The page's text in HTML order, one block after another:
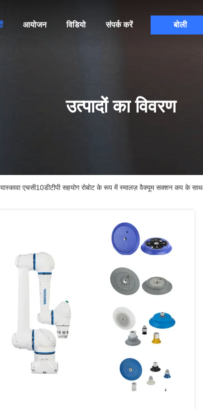
आयोजन विडियो संपर्क करें बोली
उत्पादों का विवरण
एचसी10डीटीपी सहयोग रोबोट के रूप में स्मालज़ वैक्यूम सक्शन कप के साथ